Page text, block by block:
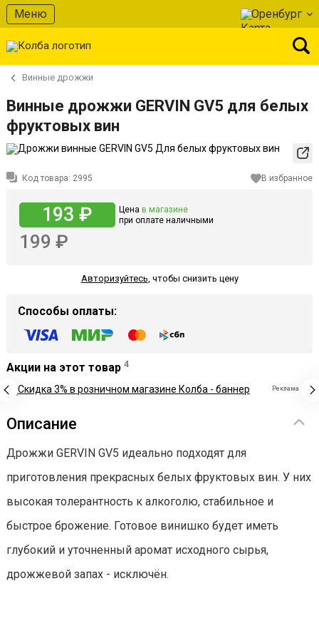
Меню Оренбург
Винные дрожжи
Винные дрожжи GERVIN GV5 для белых
фруктовых вин
Код товара: 2995 В избранное
193 ₽ Цена в магазине
при оплате наличными
199 ₽
Авторизуйтесь, чтобы снизить цену
Способы оплаты:
Акции на этот товар 4
Реклама
Описание
Дрожжи GERVIN GV5 идеально подходят для
приготовления прекрасных белых фруктовых вин. У них
высокая толерантность к алкоголю, стабильное и
быстрое брожение. Готовое винишко будет иметь
глубокий и уточненный аромат исходного сырья,
дрожжевой запах - исключён.